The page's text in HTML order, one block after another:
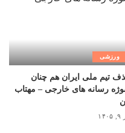
ورزشی
تیم ملی ایران هم چنان
رسانه های خارجی – مهتاب